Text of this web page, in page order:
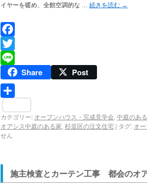
イヤーを暖め、全館空調的な … 続きを読む →
Facebook
Twitter
Line
Share Post
有
カテゴリー: オープンハウス・完成見学会, 中庭のあ
オアシス中庭のある家, 杉並区の注文住宅 | タグ: オ
せん
施主検査とカーテン工事 都会のオ